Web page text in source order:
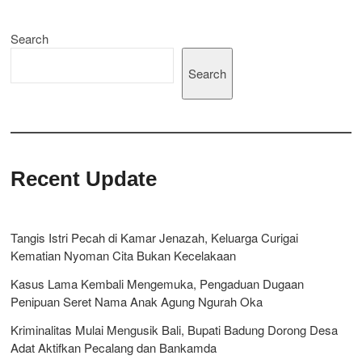
Search
Search
Recent Update
Tangis Istri Pecah di Kamar Jenazah, Keluarga Curigai
Kematian Nyoman Cita Bukan Kecelakaan
Kasus Lama Kembali Mengemuka, Pengaduan Dugaan
Penipuan Seret Nama Anak Agung Ngurah Oka
Kriminalitas Mulai Mengusik Bali, Bupati Badung Dorong Desa
Adat Aktifkan Pecalang dan Bankamda